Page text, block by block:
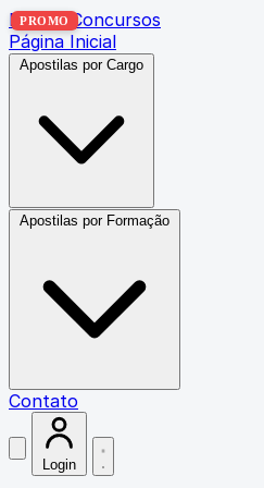
Exatas Concursos
Página Inicial
Apostilas por Cargo
Apostilas por Formação
Contato
Login
PROMO